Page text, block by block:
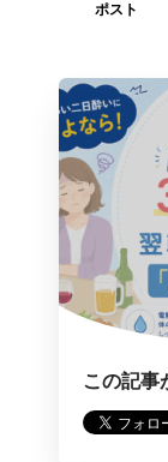
ポスト
この記事